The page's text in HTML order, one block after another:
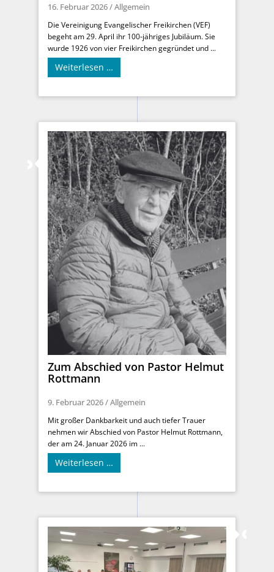
16. Februar 2026/Allgemein
Die Vereinigung Evangelischer Freikirchen (VEF)
begeht am 29. April ihr 100-jähriges Jubiläum. Sie
wurde 1926 von vier Freikirchen gegründet und ...
Weiterlesen …
Zum Abschied von Pastor Helmut
Rottmann
9. Februar 2026/Allgemein
Mit großer Dankbarkeit und auch tiefer Trauer
nehmen wir Abschied von Pastor Helmut Rottmann,
der am 24. Januar 2026 im ...
Weiterlesen …